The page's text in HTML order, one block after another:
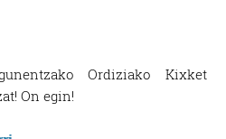
Ordiziako Kixket
On egin!